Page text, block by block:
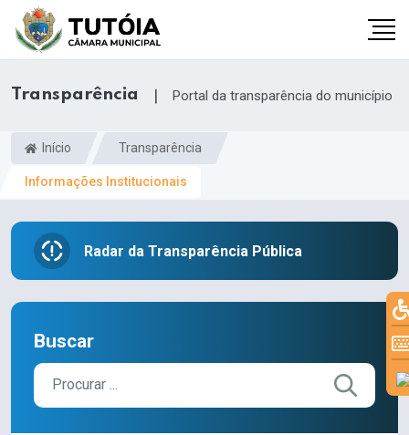
Transparência | Portal da transparência do município
Início Transparência
Informações Institucionais
Radar da Transparência Pública
Buscar